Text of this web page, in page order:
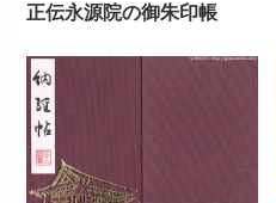
正伝永源院の御朱印帳